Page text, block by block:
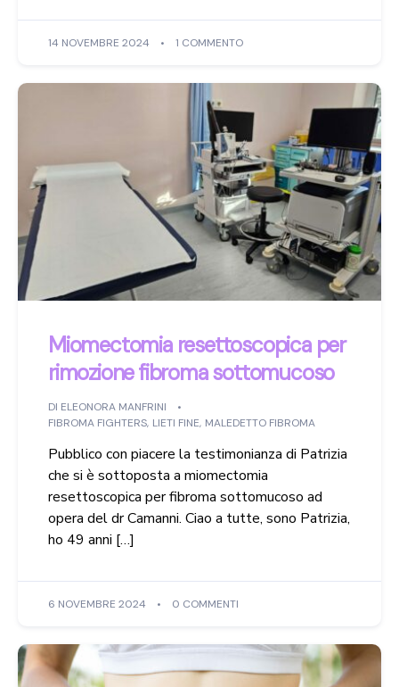
14 NOVEMBRE 2024 1 COMMENTO
Miomectomia resettoscopica per
rimozione fibroma sottomucoso
DI ELEONORA MANFRINI
FIBROMA FIGHTERS, LIETI FINE, MALEDETTO FIBROMA
Pubblico con piacere la testimonianza di Patrizia
che si è sottoposta a miomectomia
resettoscopica per fibroma sottomucoso ad
opera del dr Camanni. Ciao a tutte, sono Patrizia,
ho 49 anni […]
6 NOVEMBRE 2024 0 COMMENTI